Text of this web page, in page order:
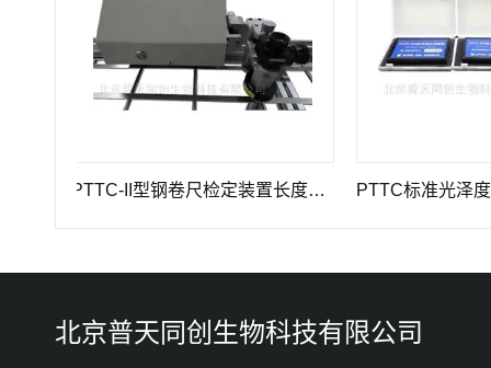
PTTC-II型钢卷尺检定装置长度计量仪器 PTTC标准光泽度板-
北京普天同创生物科技有限公司